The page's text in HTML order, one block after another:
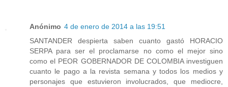
Anónimo 4 de enero de 2014 a las 19:51
SANTANDER despierta saben cuanto gastó HORACIO
SERPA para ser el proclamarse no como el mejor sino
como el PEOR GOBERNADOR DE COLOMBIA investiguen
cuanto le pago a la revista semana y todos los medios y
personajes que estuvieron involucrados, que mediocre,